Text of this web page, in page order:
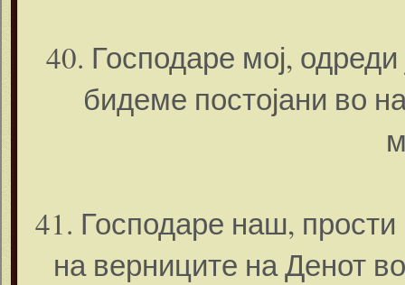
40. Господаре мој,
бидеме постојани во
41. Господаре наш,
на верниците на Денот